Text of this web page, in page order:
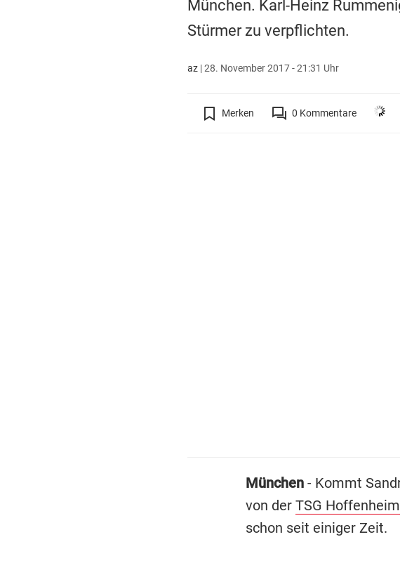
München. Karl-Heinz
Stürmer zu verpflichten.
az|28. November 2017 - 21:31 Uhr
Merken 0 Kommentare
München- Kommt
von der TSG Hoffenheim
schon seit einiger Zeit.